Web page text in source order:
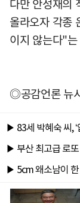
다만 안성재의
올라오자 각종
이지 않는다"
◎공감언론 뉴